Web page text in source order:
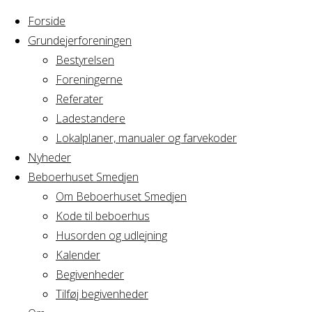
Forside
Grundejerforeningen
Bestyrelsen
Foreningerne
Referater
Ladestandere
Lokalplaner, manualer og farvekoder
Nyheder
Beboerhuset Smedjen
Om Beboerhuset Smedjen
Kode til beboerhus
Husorden og udlejning
Kalender
Begivenheder
Tilføj begivenheder
Home
Arrangement
Familiejulehygge
Hvornår
26/12/2019 -
27/12/2019